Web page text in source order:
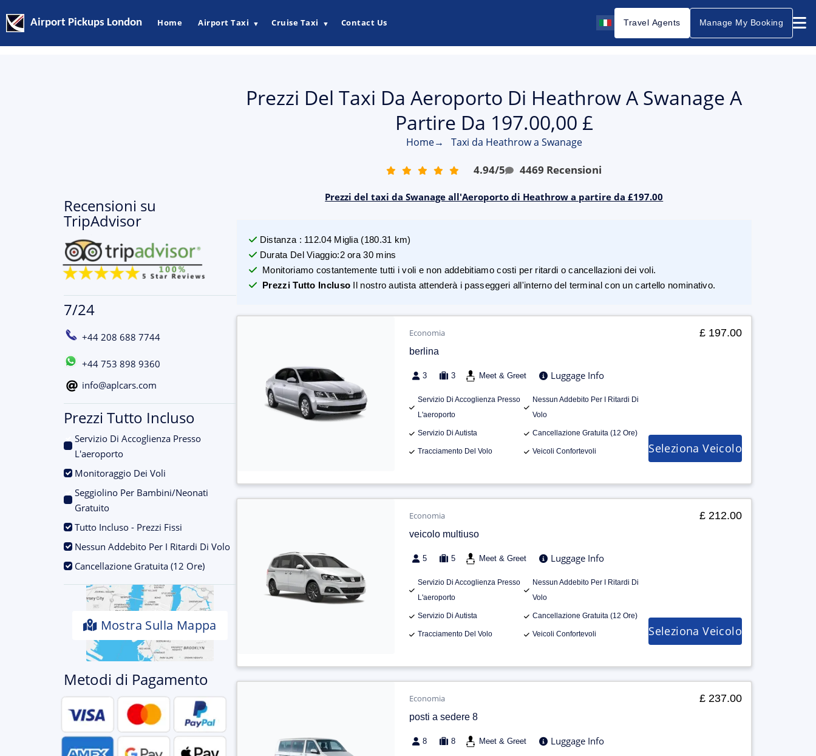
Airport Pickups London Home Airport Taxi ▼ Cruise Taxi ▼ Contact Us Travel Agents Manage My Booking
Recensioni su
TripAdvisor
7/24
+44 208 688 7744
+44 753 898 9360
info@aplcars.com
Prezzi Tutto Incluso
Servizio Di Accoglienza Presso
L'aeroporto
Monitoraggio Dei Voli
Seggiolino Per Bambini/Neonati
Gratuito
Tutto Incluso - Prezzi Fissi
Nessun Addebito Per I Ritardi Di Volo
Cancellazione Gratuita (12 Ore)
Mostra Sulla Mappa
Metodi di Pagamento
Prezzi Del Taxi Da Aeroporto Di Heathrow A Swanage A
Partire Da 197.00,00 £
Home→ Taxi da Heathrow a Swanage
4.94/5 4469 Recensioni
Prezzi del taxi da Swanage all'Aeroporto di Heathrow a partire da £197.00
Distanza : 112.04 Miglia (180.31 km)
Durata Del Viaggio:2 ora 30 mins
Monitoriamo costantemente tutti i voli e non addebitiamo costi per ritardi o cancellazioni dei voli.
Prezzi Tutto Incluso Il nostro autista attenderà i passeggeri all'interno del terminal con un cartello nominativo.
Economia
berlina
3 3 Meet & Greet Luggage Info
Servizio Di Accoglienza Presso
L'aeroporto
Nessun Addebito Per I Ritardi Di
Volo
Servizio Di Autista Cancellazione Gratuita (12 Ore)
Tracciamento Del Volo Veicoli Confortevoli
£ 197.00
Seleziona Veicolo
Economia
veicolo multiuso
5 5 Meet & Greet Luggage Info
Servizio Di Accoglienza Presso
L'aeroporto
Nessun Addebito Per I Ritardi Di
Volo
Servizio Di Autista Cancellazione Gratuita (12 Ore)
Tracciamento Del Volo Veicoli Confortevoli
£ 212.00
Seleziona Veicolo
Economia
posti a sedere 8
8 8 Meet & Greet Luggage Info
£ 237.00